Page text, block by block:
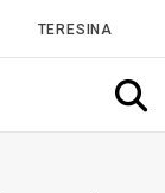
TERESINA